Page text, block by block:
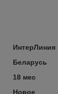
ИнтерЛиния
Беларусь
18 мес
Новое